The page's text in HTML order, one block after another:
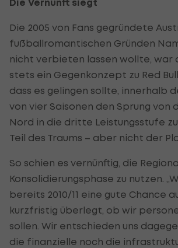
Die 2005 von Fans gegründete
fußballromantischen Gründen
nicht verbieten lassen wollte, war
stets ein Gegenkonzept zu Red
dass es gelingen sollte, innerhalb
von vier Saisonen den Sprung von
Nord in die dritte Leistungsstufe
Teil des Traums – aber nicht der
So schien es vernünftig, die
Konsolidierungsphase zu nutzen.
bereits 2010/11 eine gute Chance
kurzfristig überlegt, ob wir
sollen. Wir entschieden uns
die finanzielle noch die